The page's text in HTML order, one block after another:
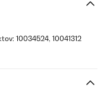
10034524, 10041312